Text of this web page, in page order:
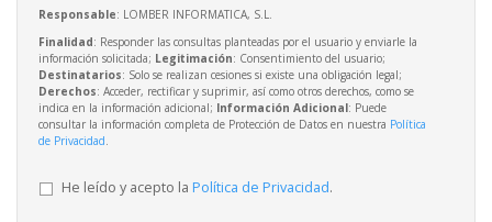
Responsable: LOMBER INFORMATICA, S.L.
Finalidad: Responder las consultas planteadas por el usuario y enviarle la
información solicitada; Legitimación: Consentimiento del usuario;
Destinatarios: Solo se realizan cesiones si existe una obligación legal;
Derechos: Acceder, rectificar y suprimir, así como otros derechos, como se
indica en la información adicional; Información Adicional: Puede
consultar la información completa de Protección de Datos en nuestra Política
de Privacidad.
He leído y acepto la Política de Privacidad.